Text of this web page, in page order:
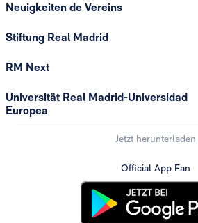
Neuigkeiten de Vereins
Stiftung Real Madrid
RM Next
Universität Real Madrid-Universidad
Europea
Jetzt herunterladen
Official App Fan